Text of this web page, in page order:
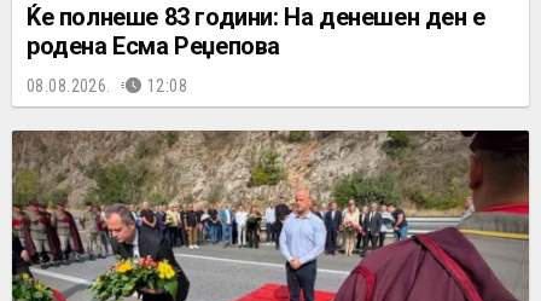
Ќе полнеше 83 години: На денешен ден е
родена Есма Реџепова
08.08.2026. 12:08